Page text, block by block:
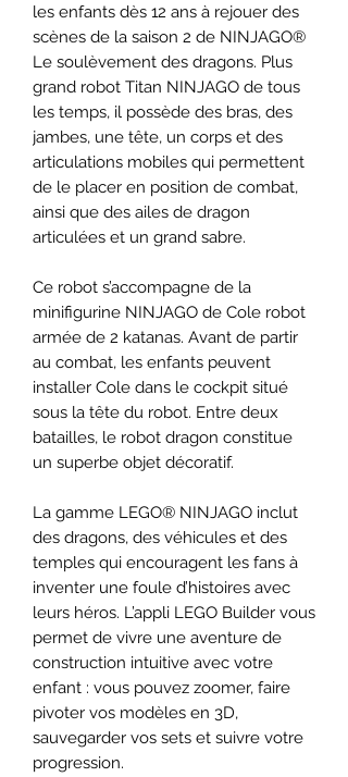
les enfants dès 12 ans à rejouer des
scènes de la saison 2 de NINJAGO®
Le soulèvement des dragons. Plus
grand robot Titan NINJAGO de tous
les temps, il possède des bras, des
jambes, une tête, un corps et des
articulations mobiles qui permettent
de le placer en position de combat,
ainsi que des ailes de dragon
articulées et un grand sabre.
Ce robot s’accompagne de la
minifigurine NINJAGO de Cole robot
armée de 2 katanas. Avant de partir
au combat, les enfants peuvent
installer Cole dans le cockpit situé
sous la tête du robot. Entre deux
batailles, le robot dragon constitue
un superbe objet décoratif.
La gamme LEGO® NINJAGO inclut
des dragons, des véhicules et des
temples qui encouragent les fans à
inventer une foule d’histoires avec
leurs héros. L’appli LEGO Builder vous
permet de vivre une aventure de
construction intuitive avec votre
enfant : vous pouvez zoomer, faire
pivoter vos modèles en 3D,
sauvegarder vos sets et suivre votre
progression.